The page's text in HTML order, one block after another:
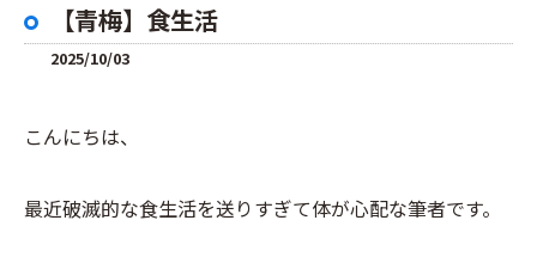
【青梅】食生活
2025/10/03
こんにちは、
最近破滅的な食生活を送りすぎて体が心配な筆者です。